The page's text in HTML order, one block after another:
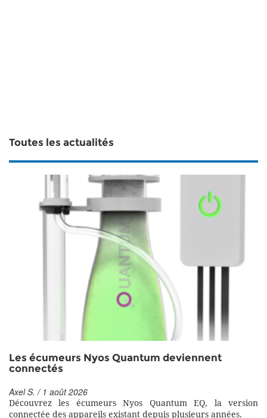
Toutes les actualités
Les écumeurs Nyos Quantum deviennent
connectés
Axel S. / 1 août 2026
Découvrez les écumeurs Nyos Quantum EQ, la version
connectée des appareils existant depuis plusieurs années.